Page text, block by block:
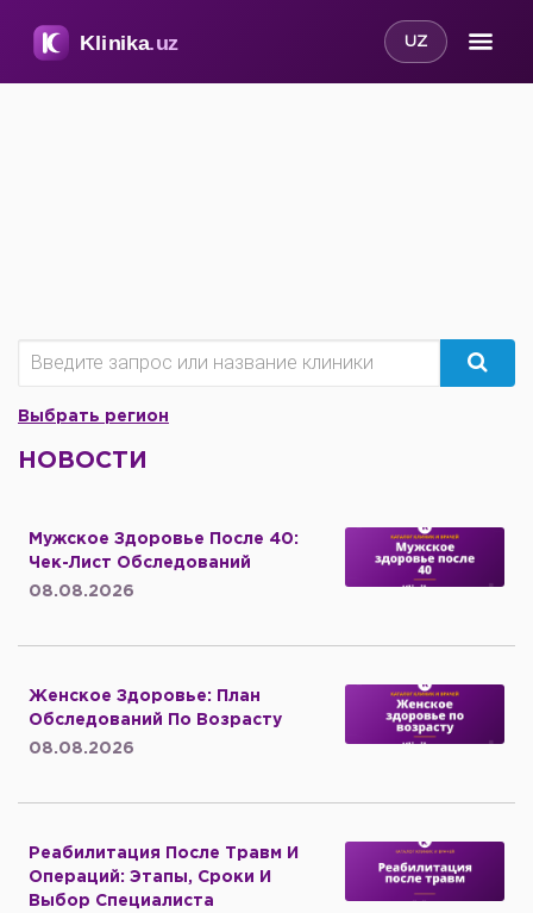
UZ
Выбрать регион
НОВОСТИ
Мужское Здоровье После 40:
Чек-Лист Обследований
08.08.2026
Женское Здоровье: План
Обследований По Возрасту
08.08.2026
Реабилитация После Травм И
Операций: Этапы, Сроки И
Выбор Специалиста